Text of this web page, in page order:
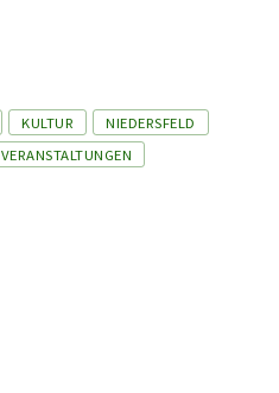
KULTUR
NIEDERSFELD
VERANSTALTUNGEN